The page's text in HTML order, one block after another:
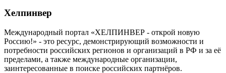
Хелпинвер
Международный портал «ХЕЛПИНВЕР - открой новую
Россию!» - это ресурс, демонстрирующий возможности и
потребности российских регионов и организаций в РФ и за её
пределами, а также международные организации,
заинтересованные в поиске российских партнёров.